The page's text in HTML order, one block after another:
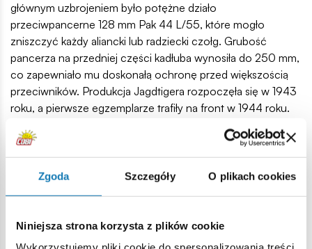
Zgoda Szczegóły O plikach cookies
Niniejsza strona korzysta z plików cookie
głównym uzbrojeniem było potężne działo
przeciwpancerne 128 mm Pak 44 L/55, które mogło
zniszczyć każdy aliancki lub radziecki czołg. Grubość
pancerza na przedniej części kadłuba wynosiła do 250 mm,
co zapewniało mu doskonałą ochronę przed większością
przeciwników. Produkcja Jagdtigera rozpoczęła się w 1943
roku, a pierwsze egzemplarze trafiły na front w 1944 roku.
Jagdtiger był imponującym niszczycielem czołgów. Jego
ogromna siła ognia i gruby pancerz sprawiały, że był
groźnym przeciwnikiem. Dziś jest jednym z najbardziej
rozpoznawalnych i zbadanych pojazdów z okresu II wojny
światowej.
1280 wysokiej jakości elementów,
wyprodukowane w UE przez firmę z ponad 35-letnią